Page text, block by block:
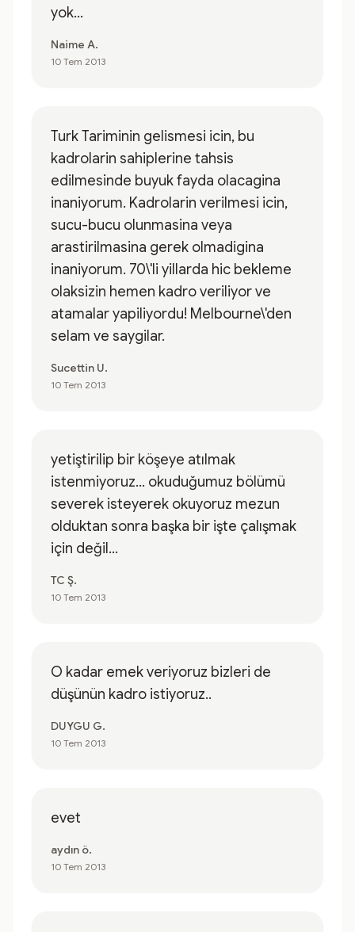
yok...
Naime A.
10 Tem 2013
Turk Tariminin gelismesi icin, bu
kadrolarin sahiplerine tahsis
edilmesinde buyuk fayda olacagina
inaniyorum. Kadrolarin verilmesi icin,
sucu-bucu olunmasina veya
arastirilmasina gerek olmadigina
inaniyorum. 70\'li yillarda hic bekleme
olaksizin hemen kadro veriliyor ve
atamalar yapiliyordu! Melbourne\'den
selam ve saygilar.
Sucettin U.
10 Tem 2013
yetiştirilip bir köşeye atılmak
istenmiyoruz... okuduğumuz bölümü
severek isteyerek okuyoruz mezun
olduktan sonra başka bir işte çalışmak
için değil...
TC Ş.
10 Tem 2013
O kadar emek veriyoruz bizleri de
düşünün kadro istiyoruz..
DUYGU G.
10 Tem 2013
evet
aydın ö.
10 Tem 2013